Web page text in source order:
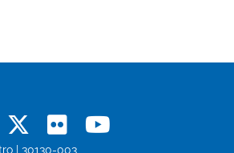
Whatsapp
X Flickr
| 30130-003